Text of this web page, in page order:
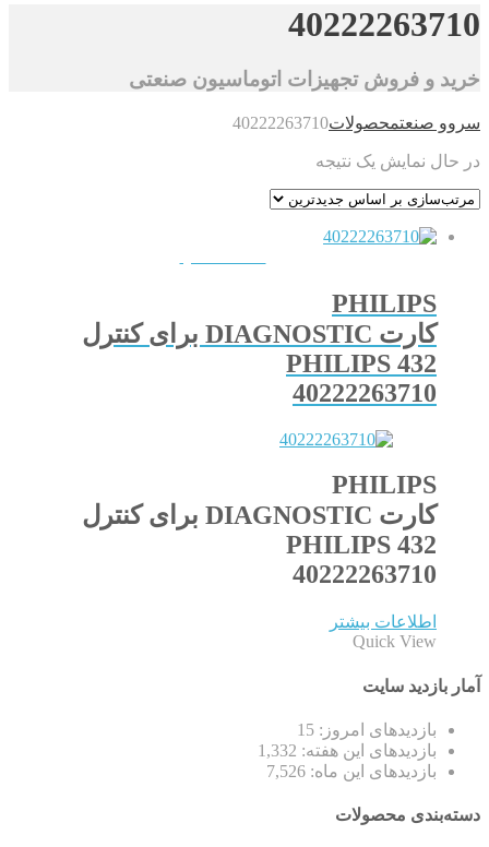
40222263710
خرید و فروش تجهیزات اتوماسیون صنعتی
سروو صنعتمحصولات40222263710
در حال نمایش یک نتیجه
PHILIPS
کارت DIAGNOSTIC برای کنترل
PHILIPS 432
40222263710
PHILIPS
کارت DIAGNOSTIC برای کنترل
PHILIPS 432
40222263710
اطلاعات بیشتر
Quick View
آمار بازدید سایت
بازدیدهای امروز: 15
بازدیدهای این هفته: 1,332
بازدیدهای این ماه: 7,526
دسته‌بندی محصولات